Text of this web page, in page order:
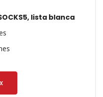
lista blanca